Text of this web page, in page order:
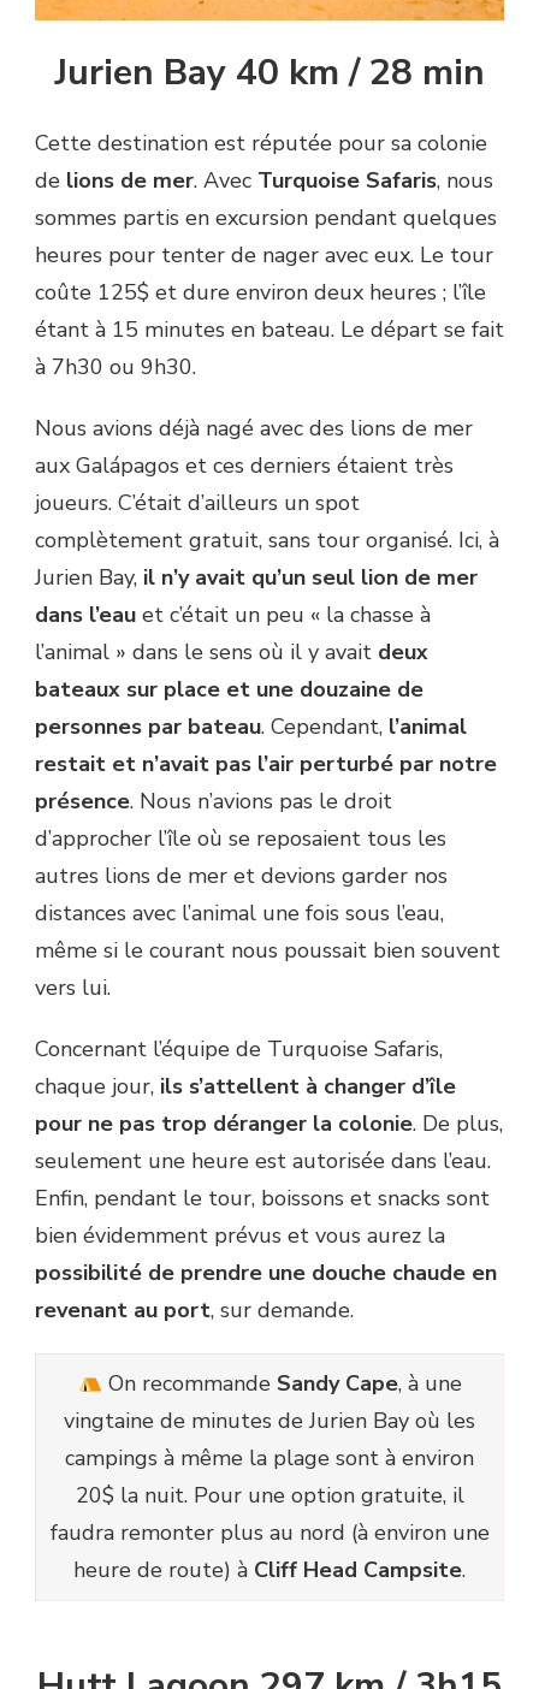
Jurien Bay 40 km / 28 min
Cette destination est réputée pour sa colonie
de lions de mer. Avec Turquoise Safaris, nous
sommes partis en excursion pendant quelques
heures pour tenter de nager avec eux. Le tour
coûte 125$ et dure environ deux heures ; l’île
étant à 15 minutes en bateau. Le départ se fait
à 7h30 ou 9h30.
Nous avions déjà nagé avec des lions de mer
aux Galápagos et ces derniers étaient très
joueurs. C’était d’ailleurs un spot
complètement gratuit, sans tour organisé. Ici, à
Jurien Bay, il n’y avait qu’un seul lion de mer
dans l’eau et c’était un peu « la chasse à
l’animal » dans le sens où il y avait deux
bateaux sur place et une douzaine de
personnes par bateau. Cependant, l’animal
restait et n’avait pas l’air perturbé par notre
présence. Nous n’avions pas le droit
d’approcher l’île où se reposaient tous les
autres lions de mer et devions garder nos
distances avec l’animal une fois sous l’eau,
même si le courant nous poussait bien souvent
vers lui.
Concernant l’équipe de Turquoise Safaris,
chaque jour, ils s’attellent à changer d’île
pour ne pas trop déranger la colonie. De plus,
seulement une heure est autorisée dans l’eau.
Enfin, pendant le tour, boissons et snacks sont
bien évidemment prévus et vous aurez la
possibilité de prendre une douche chaude en
revenant au port, sur demande.
On recommandeSandy Cape, à une
vingtaine de minutes de Jurien Bay où les
campings à même la plage sont à environ
20$ la nuit. Pour une option gratuite, il
faudra remonter plus au nord (à environ une
heure de route) à Cliff Head Campsite.